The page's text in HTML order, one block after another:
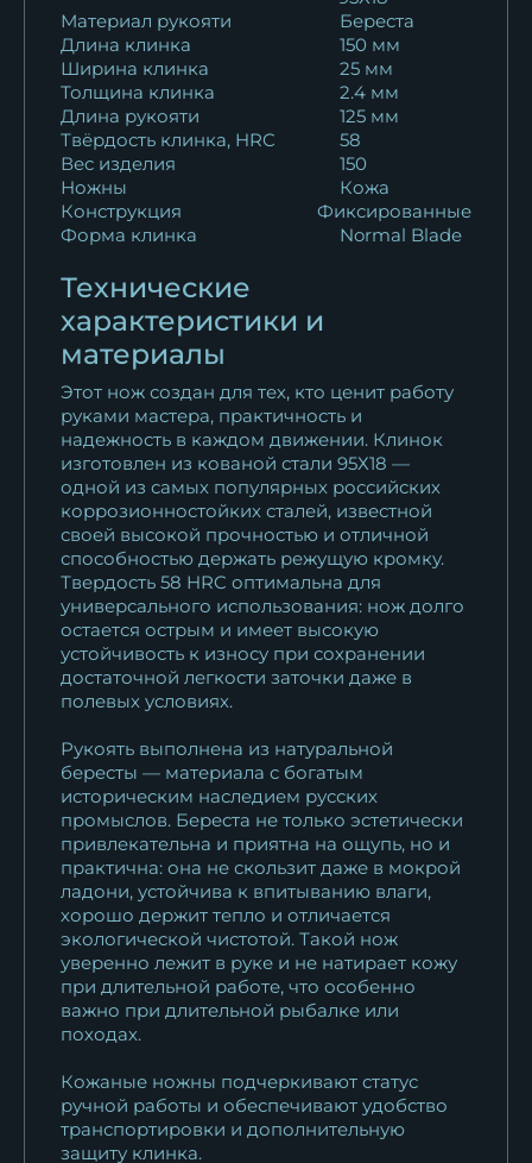
13 200
Нож Рыбак Х12МФ береста с
крючком
10 922₽
Нож Рыбак дамаск береста с
крючком
11 625
Нож Рыбак сталь кованая
х12мф береста
13 551
Нож Рыбак сталь N690
береста
15 950₽
Материал рукояти
Береста
Длина клинка
150 мм
Ширина клинка
25 мм
Толщина клинка
2.4 мм
Длина рукояти
125 мм
Твёрдость клинка, HRC
58
Вес изделия
150
Ножны
Кожа
Конструкция
Фиксированные
Форма клинка
Normal Blade
Технические
характеристики и
материалы
Этот нож создан для тех, кто ценит работу
руками мастера, практичность и
надежность в каждом движении. Клинок
изготовлен из кованой стали 95Х18 —
одной из самых популярных российских
коррозионностойких сталей, известной
своей высокой прочностью и отличной
способностью держать режущую кромку.
Твердость 58 HRC оптимальна для
универсального использования: нож долго
остается острым и имеет высокую
устойчивость к износу при сохранении
достаточной легкости заточки даже в
полевых условиях.
Рукоять выполнена из натуральной
бересты — материала с богатым
историческим наследием русских
промыслов. Береста не только эстетически
привлекательна и приятна на ощупь, но и
практична: она не скользит даже в мокрой
ладони, устойчива к впитыванию влаги,
хорошо держит тепло и отличается
экологической чистотой. Такой нож
уверенно лежит в руке и не натирает кожу
при длительной работе, что особенно
важно при длительной рыбалке или
походах.
Кожаные ножны подчеркивают статус
ручной работы и обеспечивают удобство
транспортировки и дополнительную
защиту клинка.